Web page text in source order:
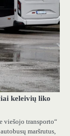
keleivių liko
viešojo transporto“
maršrutus,